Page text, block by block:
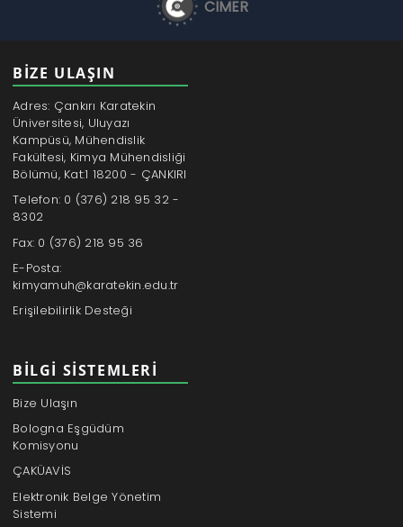
CİMER
BİZE ULAŞIN
Adres: Çankırı Karatekin
Üniversitesi, Uluyazı
Kampüsü, Mühendislik
Fakültesi, Kimya Mühendisliği
Bölümü, Kat:1 18200 - ÇANKIRI
Telefon: 0 (376) 218 95 32 -
8302
Fax: 0 (376) 218 95 36
E-Posta:
kimyamuh@karatekin.edu.tr
Erişilebilirlik Desteği
BILGI SISTEMLERI
Bize Ulaşın
Bologna Eşgüdüm
Komisyonu
ÇAKÜAVİS
Elektronik Belge Yönetim
Sistemi